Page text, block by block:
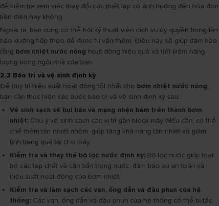
để kiểm tra xem việc thay đổi các thiết lập có ảnh hưởng đến hóa đơn
tiền điện hay không.
Ngoài ra, bạn cũng có thể hỏi kỹ thuật viên dịch vụ ủy quyền trong lần
bảo dưỡng tiếp theo để được tư vấn thêm. Điều này sẽ giúp đảm bảo
rằng bơm nhiệt nước nóng hoạt động hiệu quả và tiết kiệm năng
lượng trong ngôi nhà của bạn.
2.3 Bảo trì và vệ sinh định kỳ
Để duy trì hiệu suất hoạt động tốt nhất cho bơm nhiệt nước nóng,
bạn cần thực hiện các bước bảo trì và vệ sinh định kỳ sau:
Vệ sinh sạch sẽ bụi bẩn và mạng nhện bám trên thành bơm
nhiệt: Chú ý vệ sinh sạch các vị trí gần block máy. Nếu cần, có thể
chế thêm tản nhiệt nhôm, giúp tăng khả năng tản nhiệt và giảm
tình trạng quá tải cho máy.
Kiểm tra và thay thế bộ lọc nước định kỳ: Bộ lọc nước giúp loại
bỏ các tạp chất và cặn bẩn trong nước, đảm bảo sự an toàn và
hiệu suất hoạt động của bơm nhiệt.
Kiểm tra và làm sạch các van, ống dẫn và đầu phun của hệ
thống: Các van, ống dẫn và đầu phun của hệ thống có thể bị tắc